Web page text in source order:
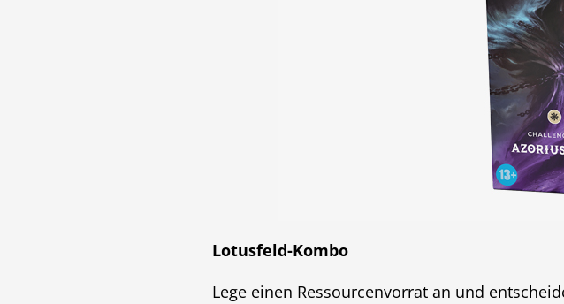
Lotusfeld-Kombo
Lege einen Ressourcenvorrat an und